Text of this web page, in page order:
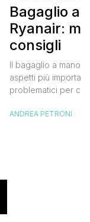
Bagaglio a
Ryanair:
consigli
Il bagaglio a mano
aspetti più
problematici per chi
bagaglio cambiano
ANDREA PETRONI